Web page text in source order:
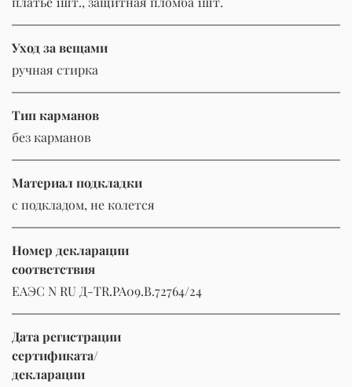
Уход за вещами
ручная стирка
Тип карманов
без карманов
Материал подкладки
с подкладом, не колется
Номер декларации
соответствия
ЕАЭС N RU Д-TR.РА09.В.72764/24
Дата регистрации
сертификата/
декларации